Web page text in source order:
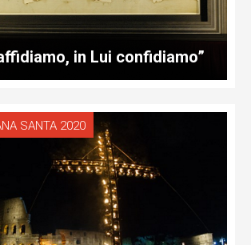
in Lui confidiamo”
SANTA 2020